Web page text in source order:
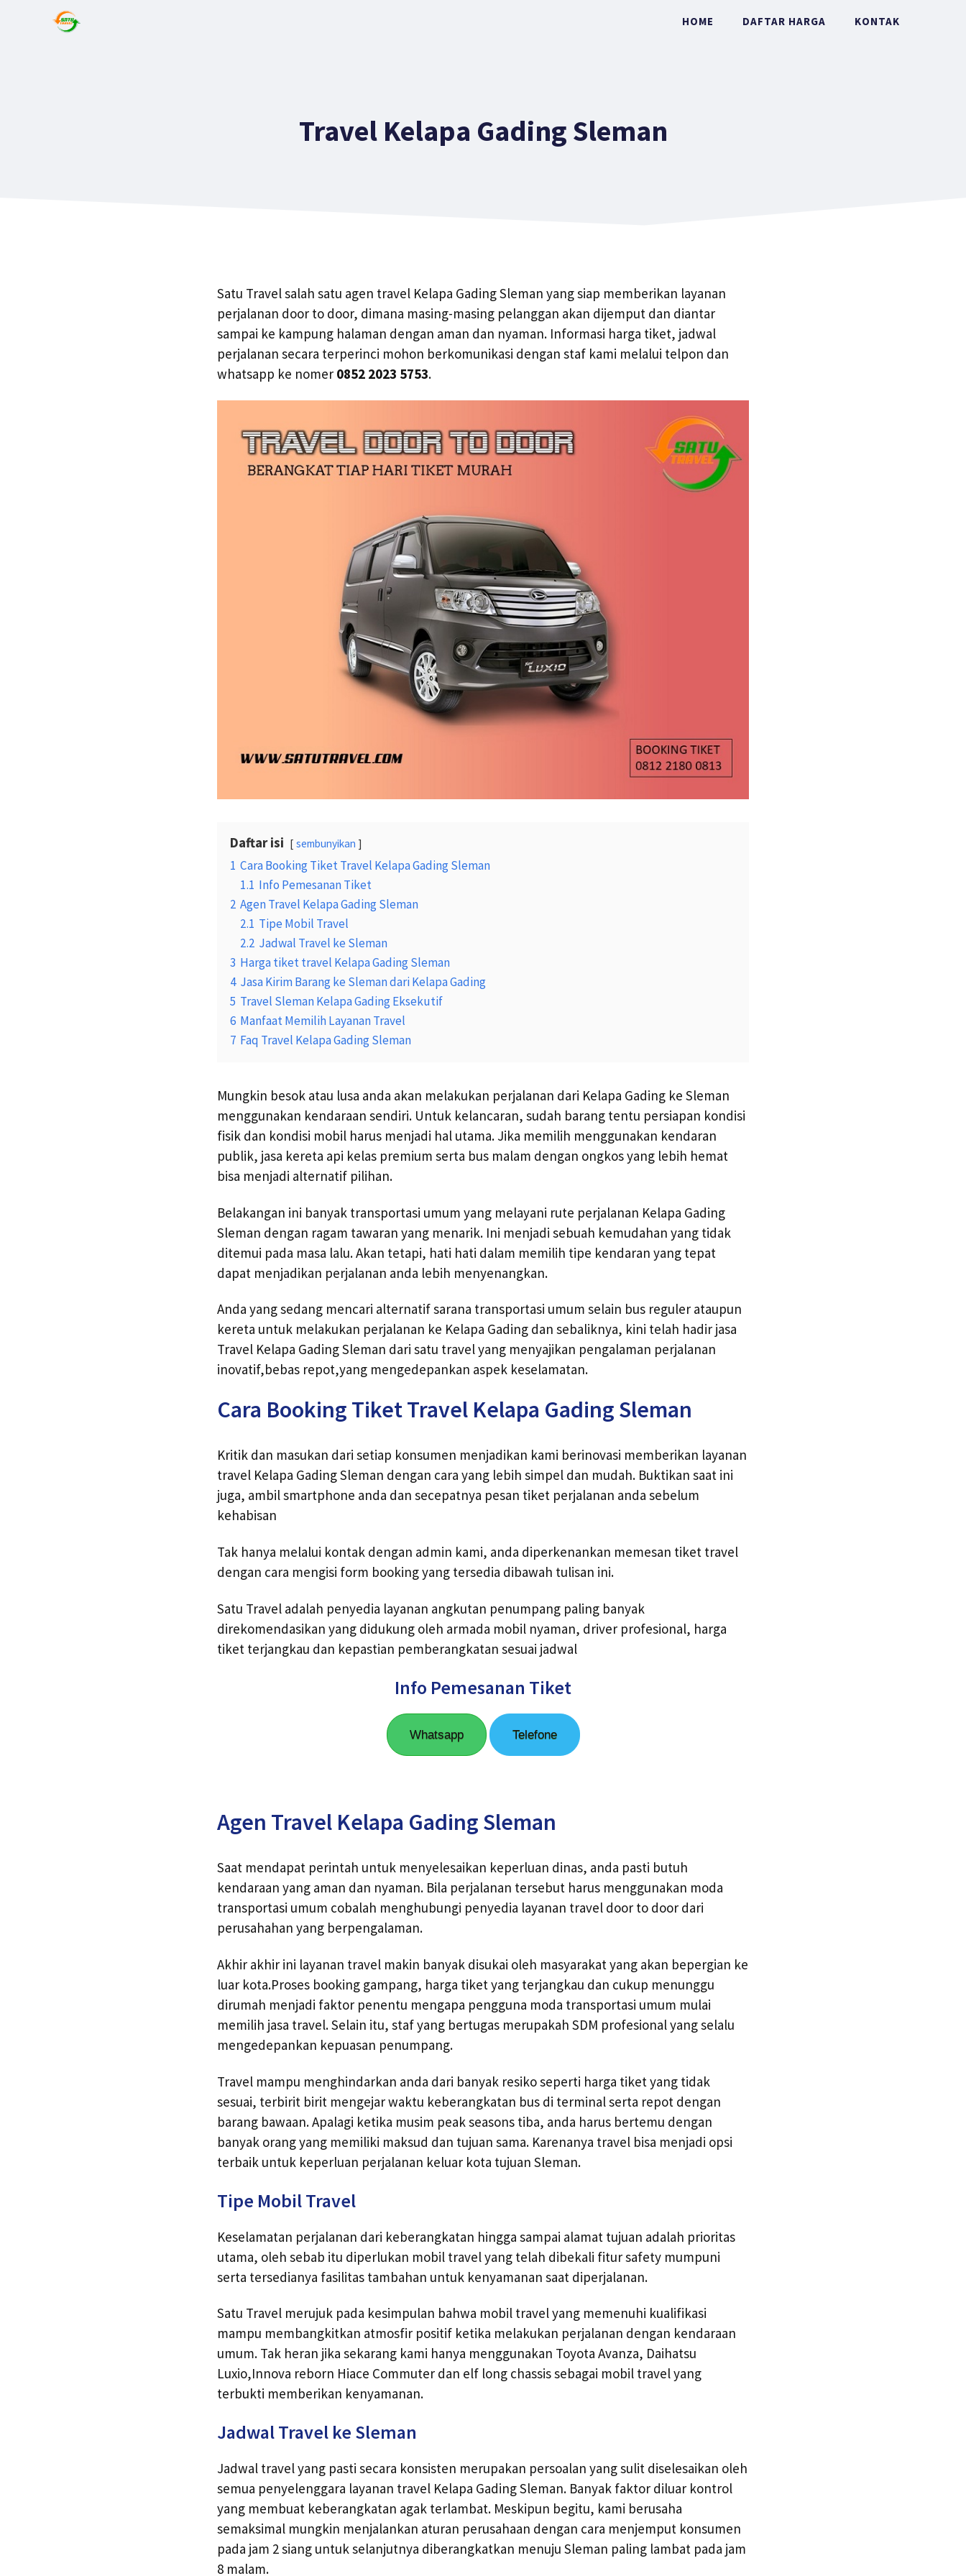
HOME DAFTAR HARGA KONTAK
Travel Kelapa Gading Sleman
Satu Travel salah satu agen travel Kelapa Gading Sleman yang siap memberikan layanan
perjalanan door to door, dimana masing-masing pelanggan akan dijemput dan diantar
sampai ke kampung halaman dengan aman dan nyaman. Informasi harga tiket, jadwal
perjalanan secara terperinci mohon berkomunikasi dengan staf kami melalui telpon dan
whatsapp ke nomer 0852 2023 5753.
Daftar isi sembunyikan
1 Cara Booking Tiket Travel Kelapa Gading Sleman
1.1 Info Pemesanan Tiket
2 Agen Travel Kelapa Gading Sleman
2.1 Tipe Mobil Travel
2.2 Jadwal Travel ke Sleman
3 Harga tiket travel Kelapa Gading Sleman
4 Jasa Kirim Barang ke Sleman dari Kelapa Gading
5 Travel Sleman Kelapa Gading Eksekutif
6 Manfaat Memilih Layanan Travel
7 Faq Travel Kelapa Gading Sleman
Mungkin besok atau lusa anda akan melakukan perjalanan dari Kelapa Gading ke Sleman
menggunakan kendaraan sendiri. Untuk kelancaran, sudah barang tentu persiapan kondisi
fisik dan kondisi mobil harus menjadi hal utama. Jika memilih menggunakan kendaran
publik, jasa kereta api kelas premium serta bus malam dengan ongkos yang lebih hemat
bisa menjadi alternatif pilihan.
Belakangan ini banyak transportasi umum yang melayani rute perjalanan Kelapa Gading
Sleman dengan ragam tawaran yang menarik. Ini menjadi sebuah kemudahan yang tidak
ditemui pada masa lalu. Akan tetapi, hati hati dalam memilih tipe kendaran yang tepat
dapat menjadikan perjalanan anda lebih menyenangkan.
Anda yang sedang mencari alternatif sarana transportasi umum selain bus reguler ataupun
kereta untuk melakukan perjalanan ke Kelapa Gading dan sebaliknya, kini telah hadir jasa
Travel Kelapa Gading Sleman dari satu travel yang menyajikan pengalaman perjalanan
inovatif,bebas repot,yang mengedepankan aspek keselamatan.
Cara Booking Tiket Travel Kelapa Gading Sleman
Kritik dan masukan dari setiap konsumen menjadikan kami berinovasi memberikan layanan
travel Kelapa Gading Sleman dengan cara yang lebih simpel dan mudah. Buktikan saat ini
juga, ambil smartphone anda dan secepatnya pesan tiket perjalanan anda sebelum
kehabisan
Tak hanya melalui kontak dengan admin kami, anda diperkenankan memesan tiket travel
dengan cara mengisi form booking yang tersedia dibawah tulisan ini.
Satu Travel adalah penyedia layanan angkutan penumpang paling banyak
direkomendasikan yang didukung oleh armada mobil nyaman, driver profesional, harga
tiket terjangkau dan kepastian pemberangkatan sesuai jadwal
Info Pemesanan Tiket
Whatsapp Telefone
Agen Travel Kelapa Gading Sleman
Saat mendapat perintah untuk menyelesaikan keperluan dinas, anda pasti butuh
kendaraan yang aman dan nyaman. Bila perjalanan tersebut harus menggunakan moda
transportasi umum cobalah menghubungi penyedia layanan travel door to door dari
perusahahan yang berpengalaman.
Akhir akhir ini layanan travel makin banyak disukai oleh masyarakat yang akan bepergian ke
luar kota.Proses booking gampang, harga tiket yang terjangkau dan cukup menunggu
dirumah menjadi faktor penentu mengapa pengguna moda transportasi umum mulai
memilih jasa travel. Selain itu, staf yang bertugas merupakah SDM profesional yang selalu
mengedepankan kepuasan penumpang.
Travel mampu menghindarkan anda dari banyak resiko seperti harga tiket yang tidak
sesuai, terbirit birit mengejar waktu keberangkatan bus di terminal serta repot dengan
barang bawaan. Apalagi ketika musim peak seasons tiba, anda harus bertemu dengan
banyak orang yang memiliki maksud dan tujuan sama. Karenanya travel bisa menjadi opsi
terbaik untuk keperluan perjalanan keluar kota tujuan Sleman.
Tipe Mobil Travel
Keselamatan perjalanan dari keberangkatan hingga sampai alamat tujuan adalah prioritas
utama, oleh sebab itu diperlukan mobil travel yang telah dibekali fitur safety mumpuni
serta tersedianya fasilitas tambahan untuk kenyamanan saat diperjalanan.
Satu Travel merujuk pada kesimpulan bahwa mobil travel yang memenuhi kualifikasi
mampu membangkitkan atmosfir positif ketika melakukan perjalanan dengan kendaraan
umum. Tak heran jika sekarang kami hanya menggunakan Toyota Avanza, Daihatsu
Luxio,Innova reborn Hiace Commuter dan elf long chassis sebagai mobil travel yang
terbukti memberikan kenyamanan.
Jadwal Travel ke Sleman
Jadwal travel yang pasti secara konsisten merupakan persoalan yang sulit diselesaikan oleh
semua penyelenggara layanan travel Kelapa Gading Sleman. Banyak faktor diluar kontrol
yang membuat keberangkatan agak terlambat. Meskipun begitu, kami berusaha
semaksimal mungkin menjalankan aturan perusahaan dengan cara menjemput konsumen
pada jam 2 siang untuk selanjutnya diberangkatkan menuju Sleman paling lambat pada jam
8 malam.